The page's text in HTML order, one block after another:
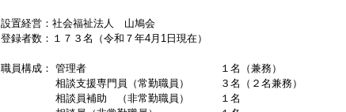
設置経営：社会福祉法人 山鳩会
登録者数：１７３名（令和７年4月1日現在）
職員構成： 管理者 １名（兼務）
相談支援専門員（常勤職員） ３名（２名兼務）
相談員補助 （非常勤職員） １名